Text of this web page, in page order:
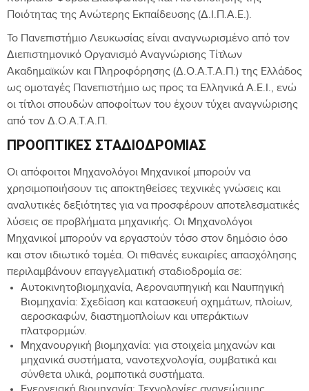
Ποιότητας της Ανώτερης Εκπαίδευσης (Δ.Ι.Π.Α.Ε.).
Το Πανεπιστήμιο Λευκωσίας είναι αναγνωρισμένο από τον
Διεπιστημονικό Οργανισμό Αναγνώρισης Τίτλων
Ακαδημαϊκών και Πληροφόρησης (Δ.Ο.Α.Τ.Α.Π.) της Ελλάδος
ως ομοταγές Πανεπιστήμιο ως προς τα Ελληνικά Α.Ε.Ι., ενώ
οι τίτλοι σπουδών αποφοίτων του έχουν τύχει αναγνώρισης
από τον Δ.Ο.Α.Τ.Α.Π.
ΠΡΟΟΠΤΙΚΈΣ ΣΤΑΔΙΟΔΡΟΜΊΑΣ
Οι απόφοιτοι Μηχανολόγοι Μηχανικοί μπορούν να
χρησιμοποιήσουν τις αποκτηθείσες τεχνικές γνώσεις και
αναλυτικές δεξιότητες για να προσφέρουν αποτελεσματικές
λύσεις σε προβλήματα μηχανικής. Οι Μηχανολόγοι
Μηχανικοί μπορούν να εργαστούν τόσο στον δημόσιο όσο
και στον ιδιωτικό τομέα. Οι πιθανές ευκαιρίες απασχόλησης
περιλαμβάνουν επαγγελματική σταδιοδρομία σε:
Αυτοκινητοβιομηχανία, Αεροναυπηγική και Ναυπηγική
Βιομηχανία: Σχεδίαση και κατασκευή οχημάτων, πλοίων,
αεροσκαφών, διαστημοπλοίων και υπεράκτιων
πλατφορμών.
Μηχανουργική βιομηχανία: για στοιχεία μηχανών και
μηχανικά συστήματα, νανοτεχνολογία, συμβατικά και
σύνθετα υλικά, ρομποτικά συστήματα.